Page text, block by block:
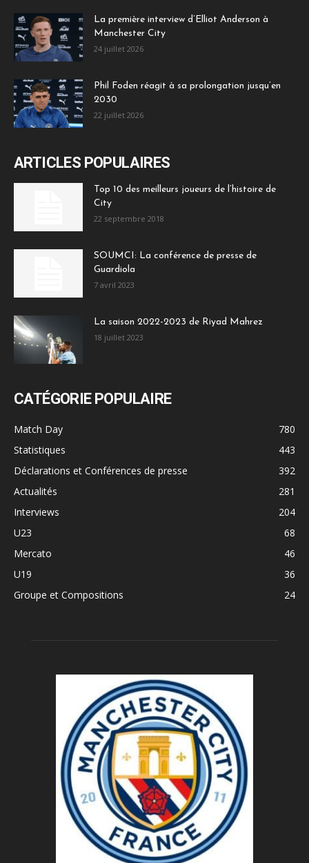
La première interview d’Elliot Anderson à
Manchester City
24 juillet 2026
Phil Foden réagit à sa prolongation jusqu’en
2030
22 juillet 2026
ARTICLES POPULAIRES
Top 10 des meilleurs joueurs de l’histoire de
City
22 septembre 2018
SOUMCI: La conférence de presse de
Guardiola
7 avril 2023
La saison 2022-2023 de Riyad Mahrez
18 juillet 2023
CATÉGORIE POPULAIRE
Match Day
780
Statistiques
443
Déclarations et Conférences de presse
392
Actualités
281
Interviews
204
U23
68
Mercato
46
U19
36
Groupe et Compositions
24